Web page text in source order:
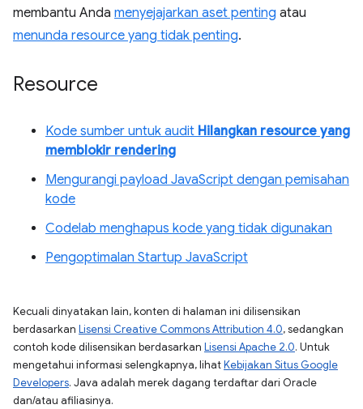
membantu Anda menyejajarkan aset penting atau
menunda resource yang tidak penting.
Resource
Kode sumber untuk audit Hilangkan resource yang
memblokir rendering
Mengurangi payload JavaScript dengan pemisahan
kode
Codelab menghapus kode yang tidak digunakan
Pengoptimalan Startup JavaScript
Kecuali dinyatakan lain, konten di halaman ini dilisensikan
berdasarkan Lisensi Creative Commons Attribution 4.0, sedangkan
contoh kode dilisensikan berdasarkan Lisensi Apache 2.0. Untuk
mengetahui informasi selengkapnya, lihatKebijakan Situs Google
Developers. Java adalah merek dagang terdaftar dari Oracle
dan/atau afiliasinya.